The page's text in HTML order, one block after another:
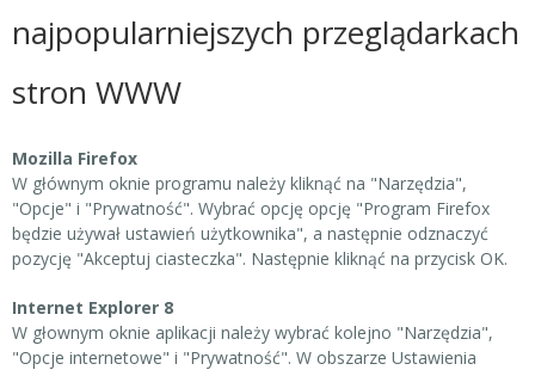
najpopularniejszych przeglądarkach
stron WWW
Mozilla Firefox
W głównym oknie programu należy kliknąć na "Narzędzia",
"Opcje" i "Prywatność". Wybrać opcję opcję "Program Firefox
będzie używał ustawień użytkownika", a następnie odznaczyć
pozycję "Akceptuj ciasteczka". Następnie kliknąć na przycisk OK.
Internet Explorer 8
W głownym oknie aplikacji należy wybrać kolejno "Narzędzia",
"Opcje internetowe" i "Prywatność". W obszarze Ustawienia